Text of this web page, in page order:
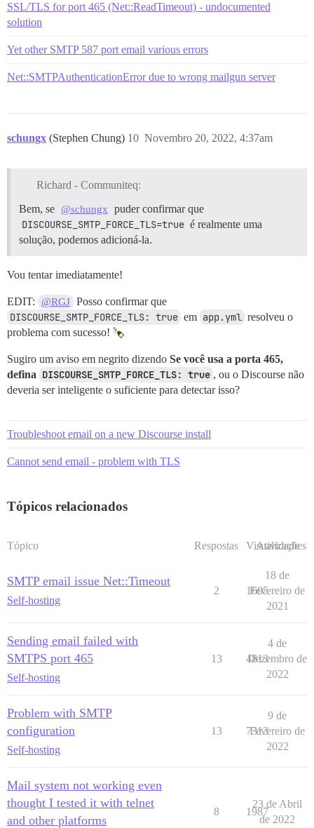
SSL/TLS for port 465 (Net::ReadTimeout) - undocumented
solution
Yet other SMTP 587 port email various errors
Net::SMTPAuthenticationError due to wrong mailgun server
schungx (Stephen Chung) Novembro 20, 2022, 4:37am
10
Richard - Communiteq:
Bem, se @schungx puder confirmar que
DISCOURSE_SMTP_FORCE_TLS=true é realmente uma
solução, podemos adicioná-la.
Vou tentar imediatamente!
EDIT: @RGJ Posso confirmar que
DISCOURSE_SMTP_FORCE_TLS: true em app.yml resolveu o
problema com sucesso!
Sugiro um aviso em negrito dizendo Se você usa a porta 465,
defina DISCOURSE_SMTP_FORCE_TLS: true , ou o Discourse não
deveria ser inteligente o suficiente para detectar isso?
Troubleshoot email on a new Discourse install
Cannot send email - problem with TLS
Tópicos relacionados
Tópico Respostas Visualizações
Atividade
SMTP email issue Net::Timeout
Self-hosting
2 1605
18 de
Fevereiro de
2021
Sending email failed with
SMTPS port 465
Self-hosting
13 4813
4 de
Dezembro de
2022
Problem with SMTP
configuration
Self-hosting
13 7313
9 de
Fevereiro de
2022
Mail system not working even
thought I tested it with telnet
and other platforms
8 1987
23 de Abril
de 2022